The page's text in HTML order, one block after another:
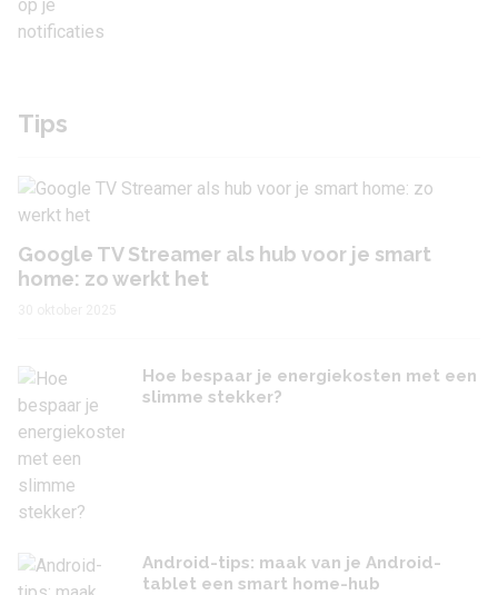
Tips
Google TV Streamer als hub voor je smart
home: zo werkt het
Hoe bespaar je energiekosten met een
slimme stekker?
Android-tips: maak van je Android-
tablet een smart home-hub